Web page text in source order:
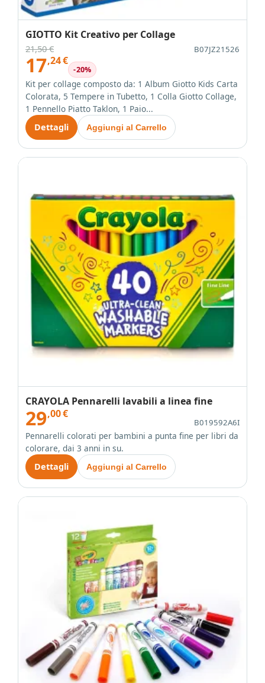
GIOTTO Kit Creativo per Collage
21,50 €
17,24€
-20%
B07JZ21526
Kit per collage composto da: 1 Album Giotto Kids Carta
Colorata, 5 Tempere in Tubetto, 1 Colla Giotto Collage,
1 Pennello Piatto Taklon, 1 Paio...
Dettagli
Aggiungi al Carrello
CRAYOLA Pennarelli lavabili a linea fine
29,00€
B019592A6I
Pennarelli colorati per bambini a punta fine per libri da
colorare, dai 3 anni in su.
Dettagli
Aggiungi al Carrello